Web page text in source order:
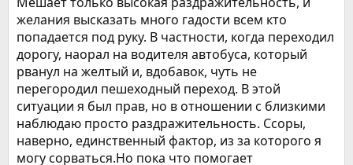
желания высказать много гадости всем кто
попадается под руку. В частности, когда переходил
дорогу, наорал на водителя автобуса, который
рванул на желтый и, вдобавок, чуть не
перегородил пешеходный переход. В этой
ситуации я был прав, но в отношении с близкими
наблюдаю просто раздражительность. Ссоры,
наверно, единственный фактор, из за которого я
могу сорваться.Но пока что помогает